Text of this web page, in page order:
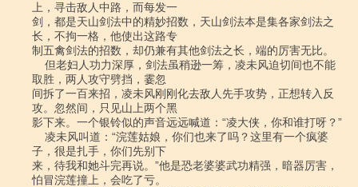
上，寻击敌人中路，而每发一
剑，都是天山剑法中的精妙招数，天山剑法本是集各家剑法之
长，不拘一格，他使出这路专
制五禽剑法的招数，却仍兼有其他剑法之长，端的厉害无比。
取胜，两人攻守劈挡，霎忽
间拆了一百来招，凌未风刚刚化去敌人先手攻势，正想转入反
攻。忽然间，只见山上两个黑
影下来。一个银铃似的声音远远喊道：“凌大侠，你和谁打呀？”
子，很是扎手，你们先别下
来，待我和她斗完再说。”他是恐老婆婆武功精强，暗器厉害，
怕冒浣莲撞上，会吃了亏。